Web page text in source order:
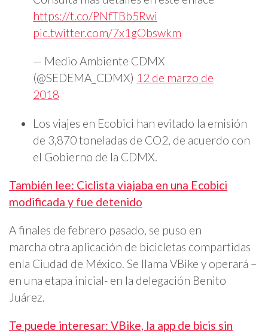
https://t.co/PNfTBb5Rwi
pic.twitter.com/7x1gObswkm
— Medio Ambiente CDMX
(@SEDEMA_CDMX) 12 de marzo de
2018
Los viajes en Ecobici han evitado la emisión
de 3,870 toneladas de CO2, de acuerdo con
el Gobierno de la CDMX.
También lee: Ciclista viajaba en una Ecobici
modificada y fue detenido
A finales de febrero pasado, se puso en
marcha otra aplicación de bicicletas compartidas
enla Ciudad de México. Se llama VBike y operará –
en una etapa inicial- en la delegación Benito
Juárez.
Te puede interesar: VBike, la app de bicis sin